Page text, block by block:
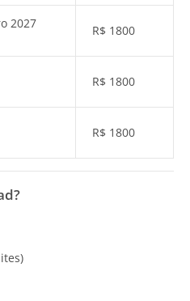
2027 R$ 1800
R$ 1800
R$ 1800